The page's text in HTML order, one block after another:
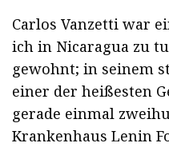
Carlos Vanzetti war
ich in Nicaragua zu
gewohnt; in seinem
einer der heißesten
gerade einmal
Krankenhaus Lenin